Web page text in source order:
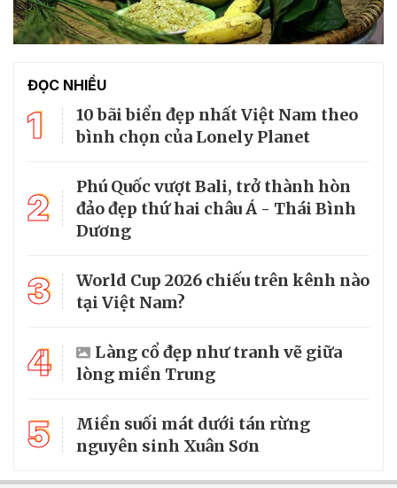
ĐỌC NHIỀU
1
10 bãi biển đẹp nhất Việt Nam theo
bình chọn của Lonely Planet
2
Phú Quốc vượt Bali, trở thành hòn
đảo đẹp thứ hai châu Á - Thái Bình
Dương
3
World Cup 2026 chiếu trên kênh nào
tại Việt Nam?
4
Làng cổ đẹp như tranh vẽ giữa
lòng miền Trung
5
Miền suối mát dưới tán rừng
nguyên sinh Xuân Sơn